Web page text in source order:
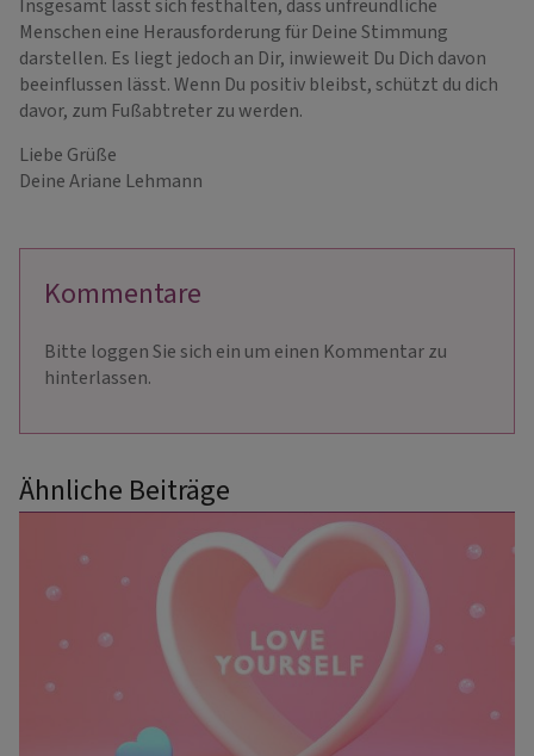
Insgesamt lässt sich festhalten, dass unfreundliche
Menschen eine Herausforderung für Deine Stimmung
darstellen. Es liegt jedoch an Dir, inwieweit Du Dich davon
beeinflussen lässt. Wenn Du positiv bleibst, schützt du dich
davor, zum Fußabtreter zu werden.
Liebe Grüße
Deine Ariane Lehmann
Kommentare
Bitte loggen Sie sich ein um einen Kommentar zu
hinterlassen.
Ähnliche Beiträge